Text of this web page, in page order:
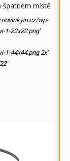
špatném místě
wp-
1-22x22.png'
1-44x44.png 2x'